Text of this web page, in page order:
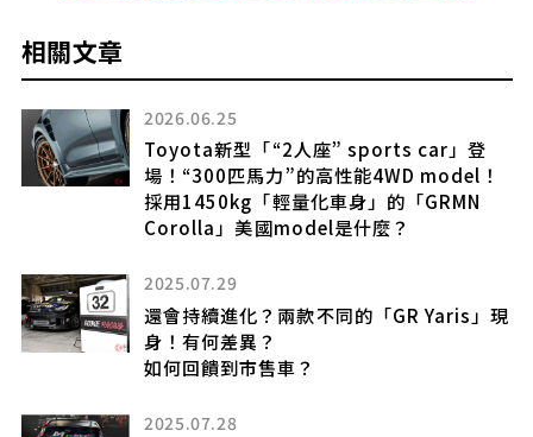
相關文章
2026.06.25
Toyota新型「“2人座” sports car」登
場！“300匹馬力”的高性能4WD model！
採用1450kg「輕量化車身」的「GRMN
Corolla」美國model是什麼？
2025.07.29
還會持續進化？兩款不同的「GR Yaris」現
身！有何差異？
如何回饋到市售車？
2025.07.28